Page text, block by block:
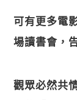
可有更多電
場讀書會，
觀眾必然共